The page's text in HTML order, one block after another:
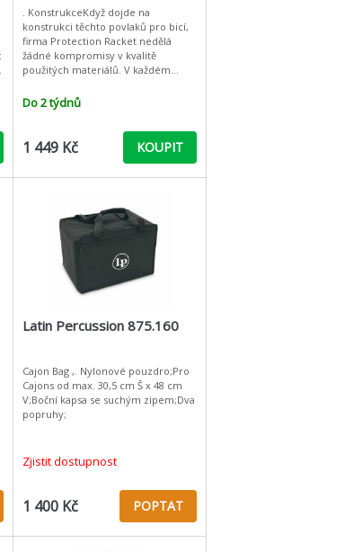
Cajon S/S - 52x30.5x30.5
. KonstrukceKdyž dojde na
konstrukci těchto povlaků pro bicí,
firma Protection Racket nedělá
žádné kompromisy v kvalitě
použitých materiálů. V každém
zkušeností a náročného testování.
Do 2 týdnů
1 449 Kč KOUPIT
Latin Percussion 875.160
Cajon Bag ,. Nylonové pouzdro;Pro
Cajons od max. 30,5 cm Š x 48 cm
V;Boční kapsa se suchým zipem;Dva
popruhy;
Zjistit dostupnost
1 400 Kč POPTAT